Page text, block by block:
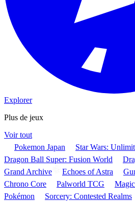
Explorer
Plus de jeux
Voir tout
Pokemon Japan
Star Wars:
Dragon Ball Super: Fusion World
Grand Archive
Echoes of Astra
Chrono Core
Palworld TCG
Pokémon
Sorcery: Contested Realms